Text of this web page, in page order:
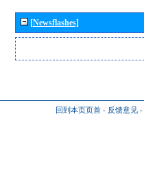
[Newsflashes]
回到本页页首 - 反馈意见 -